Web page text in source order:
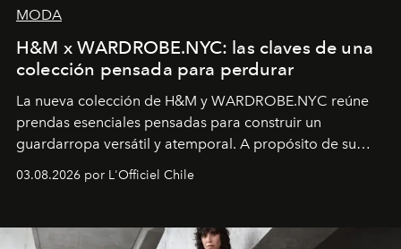
MODA
H&M x WARDROBE.NYC: las claves de una
colección pensada para perdurar
La nueva colección de H&M y WARDROBE.NYC reúne
prendas esenciales pensadas para construir un
guardarropa versátil y atemporal. A propósito de su
lanzamiento, los fundadores de la firma neoyorquina y
la asesora creativa y jefa de diseño global de la marca
y la filosofía detrás de la propuesta.
03.08.2026 por L'Officiel Chile